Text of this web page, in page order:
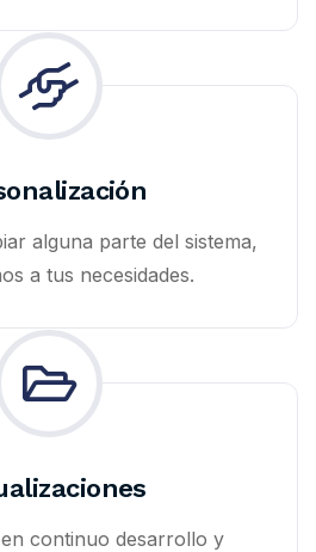
alguna parte del sistema,
a tus necesidades.
continuo desarrollo y